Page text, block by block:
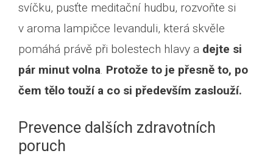
svíčku, pusťte meditační hudbu, rozvoňte si
v aroma lampičce levanduli, která skvěle
pomáhá právě při bolestech hlavy a dejte si
pár minut volna. Protože to je přesně to, po
čem tělo touží a co si především zaslouží.
Prevence dalších zdravotních
poruch